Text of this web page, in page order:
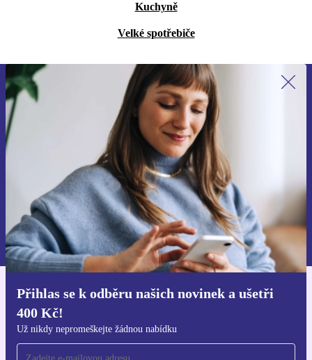
Kuchyně
Velké spotřebiče
Přihlas se k odběru našich novinek a ušetři
400 Kč!
Už nikdy nepromeškejte žádnou nabídku
Přihlas se k odběru našich novinek a
ušetři 400 Kč!
Už nikdy nepromeškej žádnou nabídku.
Chci voucher
Informace o použití osobních údajů najdeš v našich
Zásadách ochrany osobních údajů.
Stáhni si aplikaci refurbed